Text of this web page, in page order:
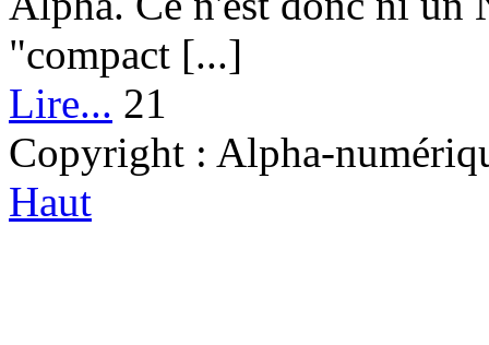
"compact [...]
Lire... 21
Copyright : Alpha-
Haut